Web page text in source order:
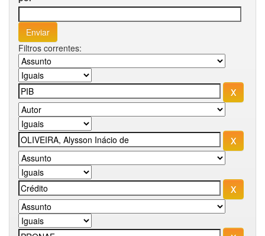
Filtros correntes: